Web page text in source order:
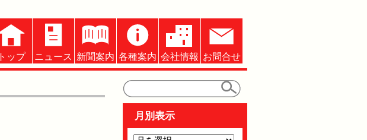
トップ ニュース 新聞案内 各種案内 会社情報 お問合せ
月別表示